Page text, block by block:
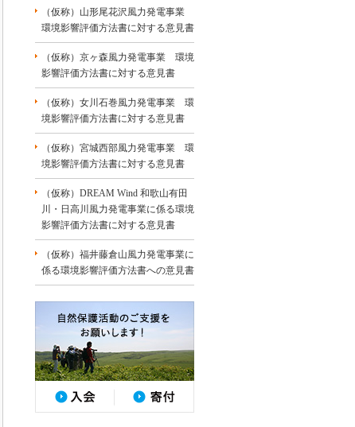
（仮称）山形尾花沢風力発電事業
環境影響評価方法書に対する意見書
（仮称）京ヶ森風力発電事業 環境
影響評価方法書に対する意見書
（仮称）女川石巻風力発電事業 環
境影響評価方法書に対する意見書
（仮称）宮城西部風力発電事業 環
境影響評価方法書に対する意見書
（仮称）DREAM Wind 和歌山有田
川・日高川風力発電事業に係る環境
影響評価方法書に対する意見書
（仮称）福井藤倉山風力発電事業に
係る環境影響評価方法書への意見書